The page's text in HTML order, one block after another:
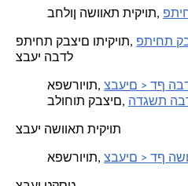
בחלון השוואת תיקיות,
פתיחת קבצים ותיקיות, ותיקיות
צבעי הבדל
אפשרויות, > דף הבדלים
בלוחות קבצים, הבדלים
צבעי השוואת תיקיות
אפשרויות, השוואת תיקיות